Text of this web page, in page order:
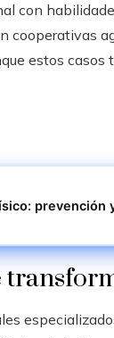
con
cooperativas
estos
prevención